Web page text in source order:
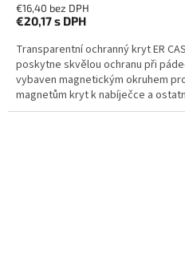
€16,40 bez DPH
€20,17s DPH
Transparentní ochranný kryt ER
poskytne skvělou ochranu při
vybaven magnetickým okruhem
magnetům kryt k nabíječce a